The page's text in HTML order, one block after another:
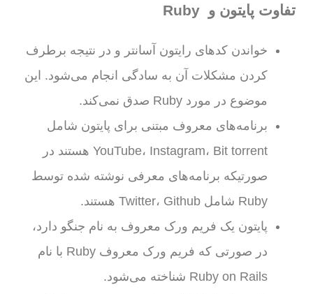
تفاوت پایتون و Ruby
خواندن کدهای رایتون آسانتر و در نتیجه برطرف
کردن مشکلات آن به سادگی انجام می‌شود. این
موضوع در مورد Ruby صدق نمی‌کند.
برنامه‌های معروف مبتنی برای پایتون شامل
YouTube، Instagram، Bit torrent هستند در
صورتیکه برنامه‌های معرفی نوشته شده توسط
Ruby شامل Twitter، Github هستند.
پایتون یک فریم ورک معروف به نام جنگو دارد،
در صورتی که فریم ورک معروف Ruby با نام
Ruby on Rails شناخته می‌شود.